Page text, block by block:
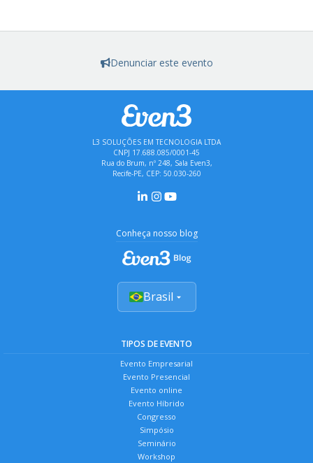
Denunciar este evento
L3 SOLUÇÕES EM TECNOLOGIA LTDA
CNPJ 17.688.085/0001-45
Rua do Brum, nº 248, Sala Even3,
Recife-PE, CEP: 50.030-260
Conheça nosso blog
Brasil
TIPOS DE EVENTO
Evento Empresarial
Evento Presencial
Evento online
Evento Híbrido
Congresso
Simpósio
Seminário
Workshop